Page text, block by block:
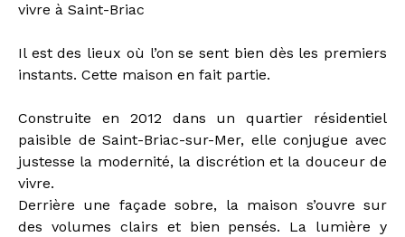
vivre à Saint-Briac
Il est des lieux où l’on se sent bien dès les premiers
instants. Cette maison en fait partie.
Construite en 2012 dans un quartier résidentiel
paisible de Saint-Briac-sur-Mer, elle conjugue avec
justesse la modernité, la discrétion et la douceur de
vivre.
Derrière une façade sobre, la maison s’ouvre sur
des volumes clairs et bien pensés. La lumière y